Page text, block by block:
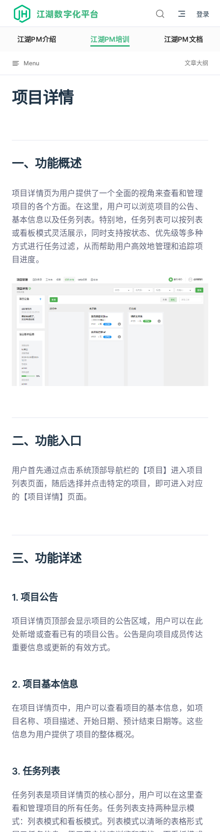
江湖数字化平台 登录
江湖PM介绍 江湖PM培训 江湖PM文档
Menu 文章大纲
项目详情
12137
一、功能概述
项目详情页为用户提供了一个全面的视角来查看和管理
项目的各个方面。在这里，用户可以浏览项目的公告、
基本信息以及任务列表。特别地，任务列表可以按列表
或看板模式灵活展示，同时支持按状态、优先级等多种
方式进行任务过滤，从而帮助用户高效地管理和追踪项
目进度。
二、功能入口
用户首先通过点击系统顶部导航栏的【项目】进入项目
列表页面，随后选择并点击特定的项目，即可进入对应
的【项目详情】页面。
三、功能详述
1. 项目公告
项目详情页顶部会显示项目的公告区域，用户可以在此
处新增或查看已有的项目公告。公告是向项目成员传达
重要信息或更新的有效方式。
2. 项目基本信息
在项目详情页中，用户可以查看项目的基本信息，如项
目名称、项目描述、开始日期、预计结束日期等。这些
信息为用户提供了项目的整体概况。
3. 任务列表
任务列表是项目详情页的核心部分，用户可以在这里查
看和管理项目的所有任务。任务列表支持两种显示模
式：列表模式和看板模式。列表模式以清晰的表格形式